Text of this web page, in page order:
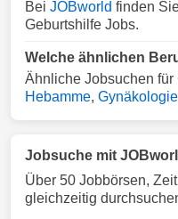
Bei JOBworld finden
Geburtshilfe Jobs.
Welche ähnlichen
Ähnliche Jobsuchen für
Hebamme, Gynäkologie
Jobsuche mit
Über 50 Jobbörsen,
gleichzeitig